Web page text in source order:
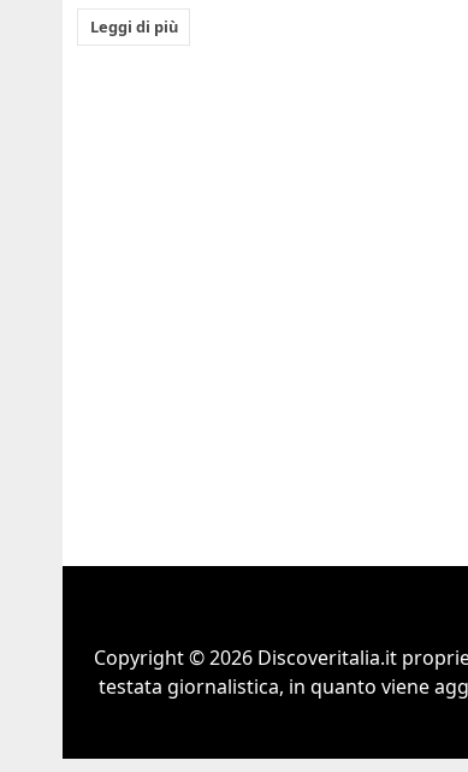
Leggi di più
Copyright © 2026 Discoveritalia.it
testata giornalistica, in quanto viene